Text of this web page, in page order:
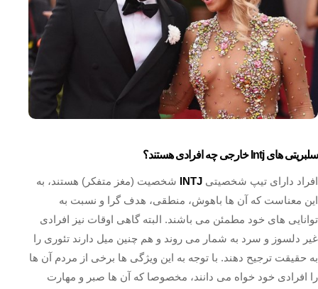
سلبریتی های Intj خارجی چه افرادی هستند؟
افراد دارای تیپ شخصیتی INTJ شخصیت (مغز متفکر) هستند، به
این معناست که آن ها باهوش، منطقی، هدف گرا و نسبت به
توانایی های خود مطمئن می باشند. البته گاهی اوقات نیز افرادی
غیر دلسوز و سرد به شمار می روند و هم چنین میل دارند تئوری را
به حقیقت ترجیح دهند. با توجه به این ویژگی ها برخی از مردم آن ها
را افرادی خود خواه می دانند، مخصوصا که آن ها صبر و مهارت